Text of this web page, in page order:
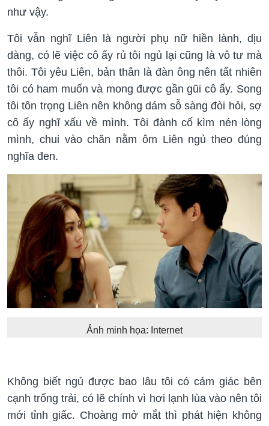
như vậy.
Tôi vẫn nghĩ Liên là người phụ nữ hiền lành, dịu
dàng, có lẽ việc cô ấy rủ tôi ngủ lại cũng là vô tư mà
thôi. Tôi yêu Liên, bản thân là đàn ông nên tất nhiên
tôi có ham muốn và mong được gần gũi cô ấy. Song
tôi tôn trọng Liên nên không dám sỗ sàng đòi hỏi, sợ
cô ấy nghĩ xấu về mình. Tôi đành cố kìm nén lòng
mình, chui vào chăn nằm ôm Liên ngủ theo đúng
nghĩa đen.
Ảnh minh họa: Internet
Không biết ngủ được bao lâu tôi có cảm giác bên
cạnh trống trải, có lẽ chính vì hơi lạnh lùa vào nên tôi
mới tỉnh giấc. Choàng mở mắt thì phát hiện không